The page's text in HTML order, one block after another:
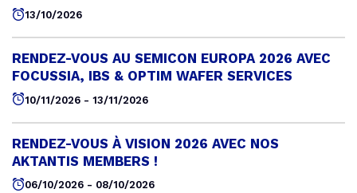
13/10/2026
RENDEZ-VOUS AU SEMICON EUROPA 2026 AVEC
FOCUSSIA, IBS & OPTIM WAFER SERVICES
10/11/2026 - 13/11/2026
RENDEZ-VOUS À VISION 2026 AVEC NOS
AKTANTIS MEMBERS !
06/10/2026 - 08/10/2026